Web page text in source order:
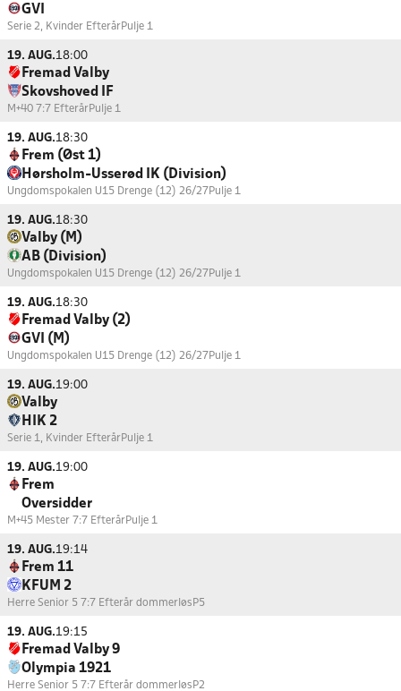
GVI
Serie 2, Kvinder EfterårPulje 1
19. AUG.18:00
Fremad Valby
Skovshoved IF
M+40 7:7 EfterårPulje 1
19. AUG.18:30
Frem (Øst 1)
Hørsholm-Usserød IK (Division)
Ungdomspokalen U15 Drenge (12) 26/27 Pulje 1
19. AUG.18:30
Valby (M)
AB (Division)
Ungdomspokalen U15 Drenge (12) 26/27 Pulje 1
19. AUG.18:30
Fremad Valby (2)
GVI (M)
Ungdomspokalen U15 Drenge (12) 26/27 Pulje 1
19. AUG.19:00
Valby
HIK 2
Serie 1, Kvinder EfterårPulje 1
19. AUG.19:00
Frem
Oversidder
M+45 Mester 7:7 EfterårPulje 1
19. AUG.19:14
Frem 11
KFUM 2
Herre Senior 5 7:7 Efterår dommerløs P5
19. AUG.19:15
Fremad Valby 9
Olympia 1921
Herre Senior 5 7:7 Efterår dommerløs P2